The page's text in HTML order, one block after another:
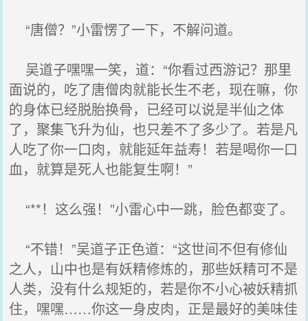
“唐僧？”小雷愣了一下，不解问道。
吴道子嘿嘿一笑，道：“你看过西游记？那里
面说的，吃了唐僧肉就能长生不老，现在嘛，你
的身体已经脱胎换骨，已经可以说是半仙之体
了，聚集飞升为仙，也只差不了多少了。若是凡
人吃了你一口肉，就能延年益寿！若是喝你一口
血，就算是死人也能复生啊！”
“**！这么强！”小雷心中一跳，脸色都变了。
“不错！”吴道子正色道：“这世间不但有修仙
之人，山中也是有妖精修炼的，那些妖精可不是
人类，没有什么规矩的，若是你不小心被妖精抓
住，嘿嘿……你这一身皮肉，正是最好的美味佳